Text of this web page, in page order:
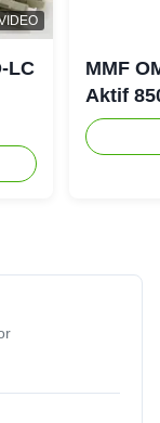
team.
OM3 OM4
Optical Cable
to have a
LC
MMF
Aktif